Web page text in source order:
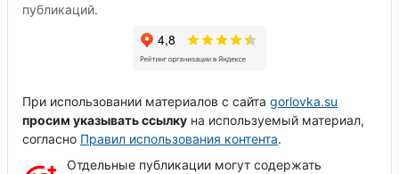
публикаций.
При использовании материалов с сайта gorlovka.su
просим указывать ссылку на используемый материал,
согласно Правил использования контента.
Отдельные публикации могут содержать